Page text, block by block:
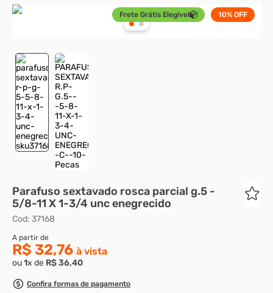
Frete Grátis Elegível 10% OFF
Parafuso sextavado rosca parcial g.5 -
5/8-11 X 1-3/4 unc enegrecido
Cod: 37168
R$ 32,76
ou1x de R$36,40
Confira formas de pagamento
5
cupilha
6º
parafuso allen 5
7º
sextavado
8º
presto
9º
rodizio
parafuso allen cabeça